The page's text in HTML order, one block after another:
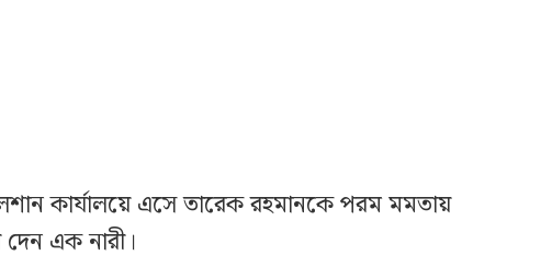
কার্যালয়ে এসে তারেক রহমানকে পরম মমতায়
দেন এক নারী।